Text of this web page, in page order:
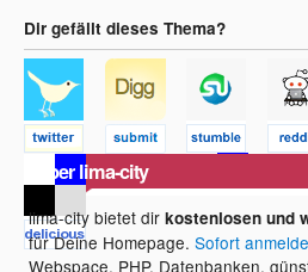
Dir gefällt dieses Thema?
Über lima-city
lima-city bietet dirkostenlosen und
für Deine Homepage.Sofort
Webspace, PHP, Datenbanken,